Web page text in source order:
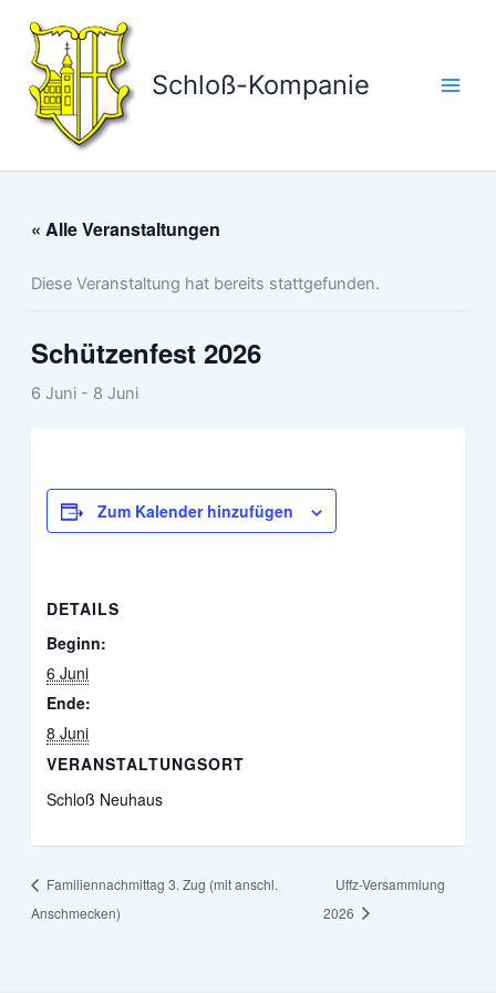
Inhalt
springen
Schloß-Kompanie
« Alle Veranstaltungen
Diese Veranstaltung hat bereits stattgefunden.
Schützenfest 2026
6 Juni- 8 Juni
Zum Kalender hinzufügen
DETAILS
Beginn:
6 Juni
Ende:
8 Juni
VERANSTALTUNGSORT
Schloß Neuhaus
Familiennachmittag 3. Zug (mit anschl.
Anschmecken)
Uffz-Versammlung
2026